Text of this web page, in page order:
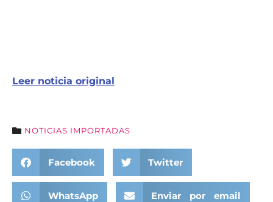
Leer noticia original
NOTICIAS IMPORTADAS
Facebook Twitter
WhatsApp Enviar por email